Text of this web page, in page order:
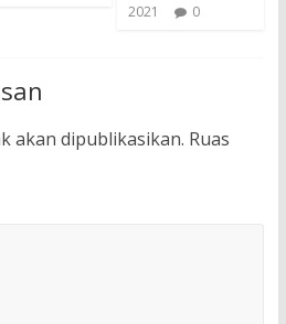
2021
0
akan dipublikasikan. Ruas